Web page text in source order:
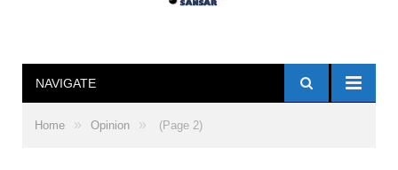
NAVIGATE
Home » Opinion » (Page 2)